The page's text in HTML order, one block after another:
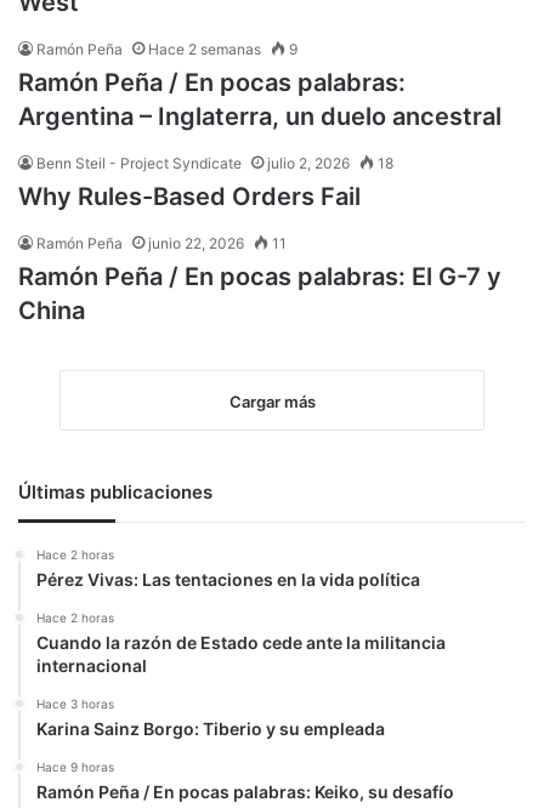
Ramón Peña Hace 2 semanas 9
Ramón Peña / En pocas palabras:
Argentina – Inglaterra, un duelo ancestral
Benn Steil - Project Syndicate julio 2, 2026 18
Why Rules-Based Orders Fail
Ramón Peña junio 22, 2026 11
Ramón Peña / En pocas palabras: El G-7 y
China
Cargar más
Últimas publicaciones
Hace 2 horas
Pérez Vivas: Las tentaciones en la vida política
Hace 2 horas
Cuando la razón de Estado cede ante la militancia
internacional
Hace 3 horas
Karina Sainz Borgo: Tiberio y su empleada
Hace 9 horas
Ramón Peña / En pocas palabras: Keiko, su desafío